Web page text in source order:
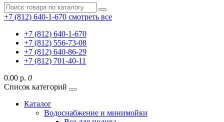
+7 (812) 640-1-670 смотреть все
+7 (812) 640-1-670
+7 (812) 556-73-08
+7 (812) 640-86-29
+7 (812) 701-40-11
0.00 р. 0
Список категорий
Каталог
Водоснабжение и минимойки